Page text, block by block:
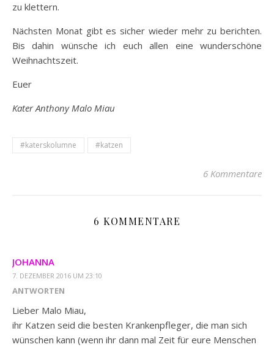
zu klettern.
Nächsten Monat gibt es sicher wieder mehr zu berichten.
Bis dahin wünsche ich euch allen eine wunderschöne
Weihnachtszeit.
Euer
Kater Anthony Malo Miau
#katerskolumne #katzen
6 Kommentare
6 KOMMENTARE
JOHANNA
7. DEZEMBER 2016 UM 23:10
ANTWORTEN
Lieber Malo Miau,
ihr Katzen seid die besten Krankenpfleger, die man sich
wünschen kann (wenn ihr dann mal Zeit für eure Menschen